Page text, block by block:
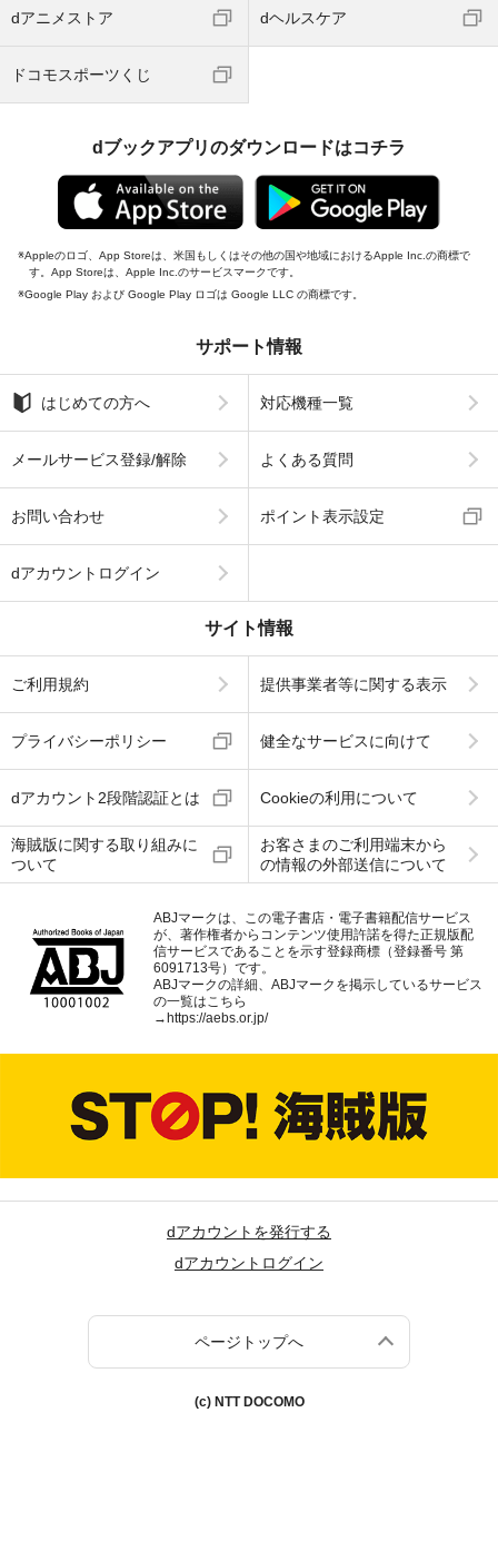
dアニメストア dヘルスケア
ドコモスポーツくじ
dブックアプリのダウンロードはコチラ
Appleのロゴ、App Storeは、米国もしくはその他の国や地域におけるApple Inc.の商標で
す。App Storeは、Apple Inc.のサービスマークです。
Google Play および Google Play ロゴは Google LLC の商標です。
サポート情報
はじめての方へ 対応機種一覧
メールサービス登録/解除 よくある質問
お問い合わせ ポイント表示設定
dアカウントログイン
サイト情報
ご利用規約 提供事業者等に関する表示
プライバシーポリシー 健全なサービスに向けて
dアカウント2段階認証とは Cookieの利用について
海賊版に関する取り組みに
ついて
お客さまのご利用端末から
の情報の外部送信について
ABJマークは、この電子書店・電子書籍配信サービス
が、著作権者からコンテンツ使用許諾を得た正規版配
信サービスであることを示す登録商標（登録番号 第
6091713号）です。
ABJマークの詳細、ABJマークを掲示しているサービス
の一覧はこちら
→https://aebs.or.jp/
dアカウントを発行する
dアカウントログイン
ページトップへ
(c) NTT DOCOMO